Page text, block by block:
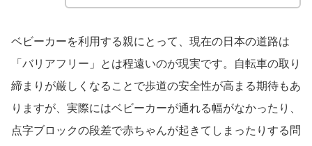
ベビーカーを利用する親にとって、現在の日本の道路は
「バリアフリー」とは程遠いのが現実です。自転車の取り
締まりが厳しくなることで歩道の安全性が高まる期待もあ
りますが、実際にはベビーカーが通れる幅がなかったり、
点字ブロックの段差で赤ちゃんが起きてしまったりする問